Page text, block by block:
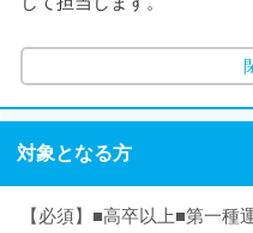
対象となる方
【必須】■高卒以上■第一種